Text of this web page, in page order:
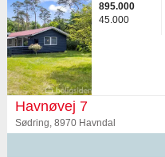
895.000
45.000
Havnøvej 7
Sødring, 8970 Havndal